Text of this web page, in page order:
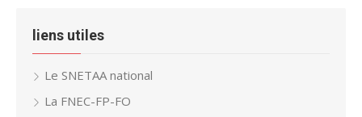
liens utiles
Le SNETAA national
La FNEC-FP-FO